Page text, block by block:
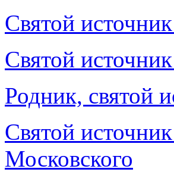
Святой
Святой
Родник, святой
Святой
Московского